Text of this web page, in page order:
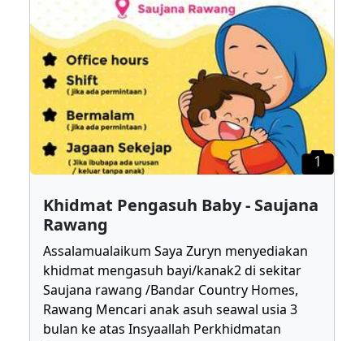
1
Khidmat Pengasuh Baby - Saujana
Rawang
Assalamualaikum Saya Zuryn menyediakan
khidmat mengasuh bayi/kanak2 di sekitar
Saujana rawang /Bandar Country Homes,
Rawang Mencari anak asuh seawal usia 3
bulan ke atas Insyaallah Perkhidmatan